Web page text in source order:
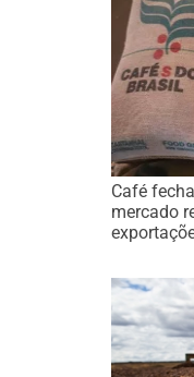
Café
mercado